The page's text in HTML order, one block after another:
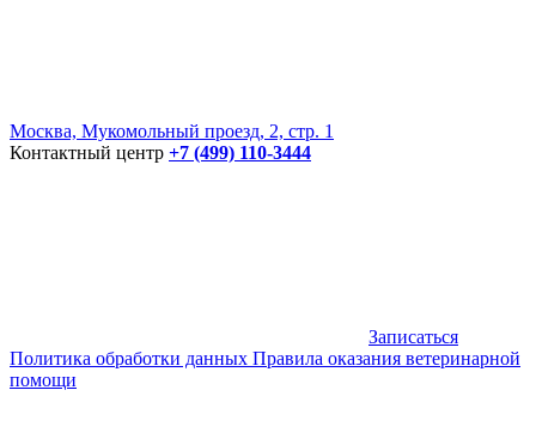
Москва, Мукомольный проезд, 2, стр. 1
Контактный центр +7 (499) 110-3444
Записаться
Политика обработки данных Правила оказания ветеринарной
помощи